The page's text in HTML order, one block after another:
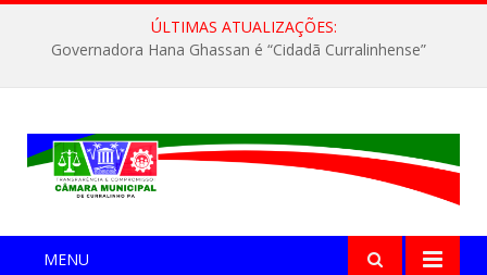
ÚLTIMAS ATUALIZAÇÕES:
Governadora Hana Ghassan é “Cidadã Curralinhense”
MENU